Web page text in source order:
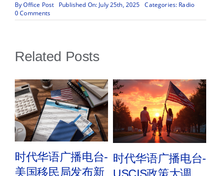
ByOffice Post Published On: July 25th, 2025 Categories: Radio
0 Commentson
时
广
台-7
月
份
移
民
排
期
Related Posts
时代华语广播电台-
美国移民局发布新
时代华语广播电台- 时